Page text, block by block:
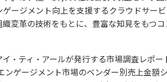
ージメント向上を支援するクラウドサー
変革の技術をもとに、豊富な知見をもつ
・ティ・アールが発行する市場調査レポ
ンゲージメント市場のベンダー別売上金額